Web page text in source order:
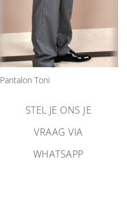
Pantalon Toni
STEL JE ONS JE
VRAAG VIA
WHATSAPP